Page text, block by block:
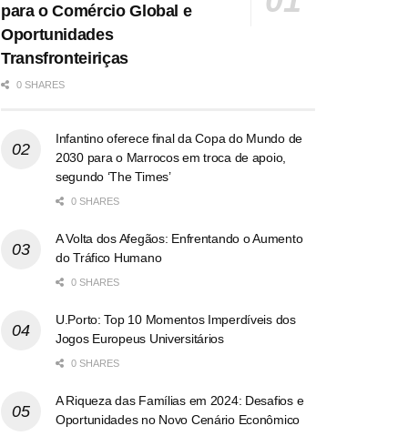
para o Comércio Global e
Oportunidades
Transfronteiriças
0 SHARES
Infantino oferece final da Copa do Mundo de
2030 para o Marrocos em troca de apoio,
segundo ‘The Times’
0 SHARES
A Volta dos Afegãos: Enfrentando o Aumento
do Tráfico Humano
0 SHARES
U.Porto: Top 10 Momentos Imperdíveis dos
Jogos Europeus Universitários
0 SHARES
A Riqueza das Famílias em 2024: Desafios e
Oportunidades no Novo Cenário Econômico